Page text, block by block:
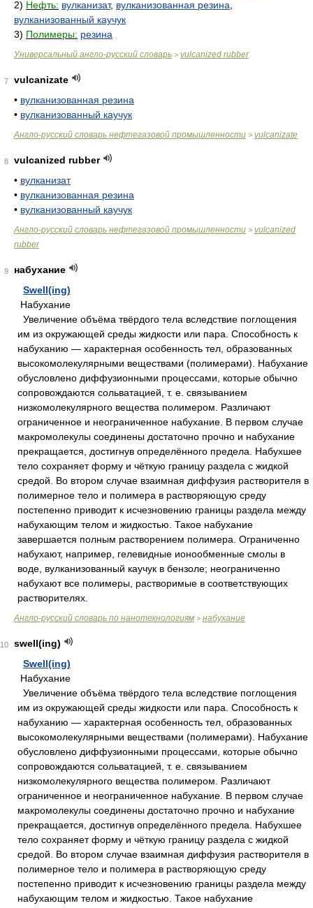
2) Нефть: вулканизат, вулканизованная резина
вулканизованный каучук
3) Полимеры: резина
Универсальный англо-русский словарь > vulcanized rubber
7
vulcanizate
• вулканизованная резина
• вулканизованный каучук
Англо-русский словарь нефтегазовой промышленности > vulcanizate
8
vulcanized rubber
• вулканизат
• вулканизованная резина
• вулканизованный каучук
Англо-русский словарь нефтегазовой промышленности > vulcanized
rubber
9
набухание
Swell(ing)
Набухание
Увеличение объёма твёрдого тела вследствие поглощения
им из окружающей среды жидкости или пара. Способность к
набуханию — характерная особенность тел, образованных
высокомолекулярными веществами (полимерами). Набухание
обусловлено диффузионными процессами, которые обычно
сопровождаются сольватацией, т. е. связыванием
низкомолекулярного вещества полимером. Различают
ограниченное и неограниченное набухание. В первом случае
макромолекулы соединены достаточно прочно и набухание
прекращается, достигнув определённого предела. Набухшее
тело сохраняет форму и чёткую границу раздела с жидкой
средой. Во втором случае взаимная диффузия растворителя в
полимерное тело и полимера в растворяющую среду
постепенно приводит к исчезновению границы раздела между
набухающим телом и жидкостью. Такое набухание
завершается полным растворением полимера. Ограниченно
набухают, например, гелевидные ионообменные смолы в
воде, вулканизованный каучук в бензоле; неограниченно
набухают все полимеры, растворимые в соответствующих
растворителях.
Англо-русский словарь по нанотехнологиям > набухание
10
swell(ing)
Swell(ing)
Набухание
Увеличение объёма твёрдого тела вследствие поглощения
им из окружающей среды жидкости или пара. Способность к
набуханию — характерная особенность тел, образованных
высокомолекулярными веществами (полимерами). Набухание
обусловлено диффузионными процессами, которые обычно
сопровождаются сольватацией, т. е. связыванием
низкомолекулярного вещества полимером. Различают
ограниченное и неограниченное набухание. В первом случае
макромолекулы соединены достаточно прочно и набухание
прекращается, достигнув определённого предела. Набухшее
тело сохраняет форму и чёткую границу раздела с жидкой
средой. Во втором случае взаимная диффузия растворителя в
полимерное тело и полимера в растворяющую среду
постепенно приводит к исчезновению границы раздела между
набухающим телом и жидкостью. Такое набухание